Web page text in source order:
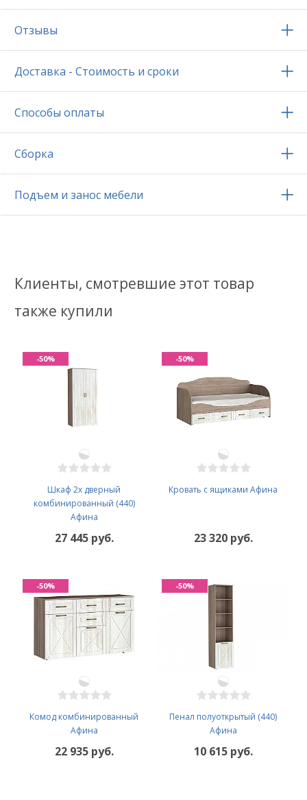
Отзывы
Доставка - Стоимость и сроки
Способы оплаты
Сборка
Подъем и занос мебели
Клиенты, смотревшие этот товар
также купили
Шкаф 2х дверный
комбинированный (440)
Афина
27 445 руб.
-50%
Кровать с ящиками Афина
23 320 руб.
-50%
Комод комбинированный
Афина
22 935 руб.
-50%
Пенал полуоткрытый (440)
Афина
10 615 руб.
-50%